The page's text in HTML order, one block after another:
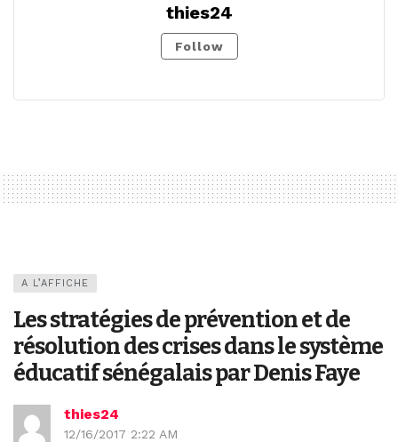
thies24
Follow
A L’AFFICHE
Les stratégies de prévention et de
résolution des crises dans le système
éducatif sénégalais par Denis Faye
thies24
12/16/2017 2:22 AM